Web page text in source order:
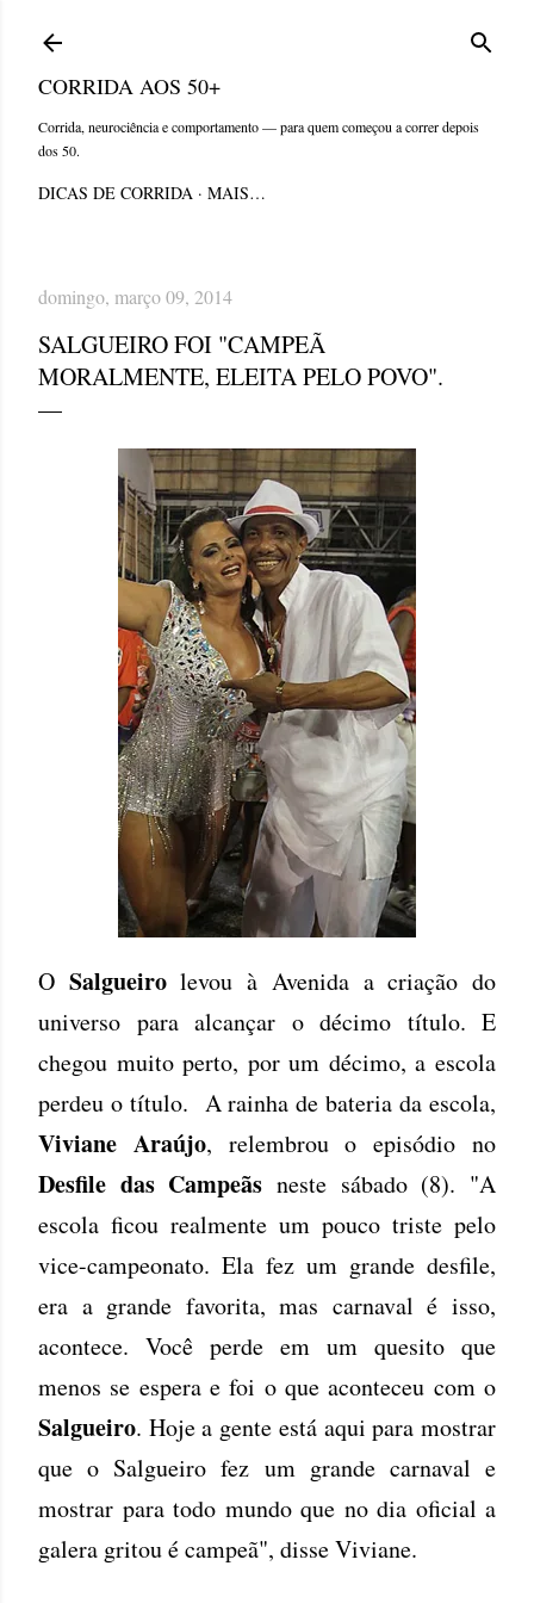
CORRIDA AOS 50+
Corrida, neurociência e comportamento — para quem começou a correr depois
dos 50.
DICAS DE CORRIDA MAIS…
domingo, março 09, 2014
SALGUEIRO FOI "CAMPEÃ
MORALMENTE, ELEITA PELO POVO".
O Salgueirolevou à Avenida a criação do
universo para alcançar o décimo título. E
chegou muito perto, por um décimo, a escola
perdeu o título. A rainha de bateria da escola,
Viviane Araújo, relembrou o episódio no
Desfile das Campeãs neste sábado (8). "A
escola ficou realmente um pouco triste pelo
vice-campeonato. Ela fez um grande desfile,
era a grande favorita, mas carnaval é isso,
acontece. Você perde em um quesito que
menos se espera e foi o que aconteceu com o
Salgueiro. Hoje a gente está aqui para mostrar
que o Salgueiro fez um grande carnaval e
mostrar para todo mundo que no dia oficial a
galera gritou é campeã", disse Viviane.